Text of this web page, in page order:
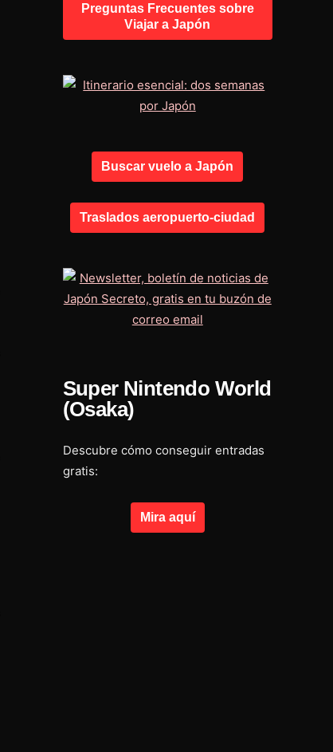
Preguntas Frecuentes sobre
Viajar a Japón
Buscar vuelo a Japón
Traslados aeropuerto-ciudad
Super Nintendo World
(Osaka)
Descubre cómo conseguir entradas
gratis:
Mira aquí